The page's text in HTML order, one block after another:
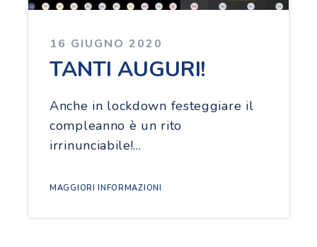
16 GIUGNO 2020
TANTI AUGURI!
Anche in lockdown festeggiare il
compleanno è un rito
irrinunciabile!…
MAGGIORI INFORMAZIONI